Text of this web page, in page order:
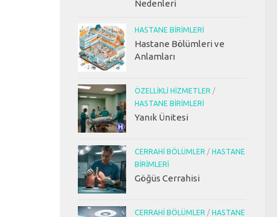
Nedenleri
HASTANE BIRIMLERI
Hastane Bölümleri ve
Anlamları
ÖZELLIKLI HIZMETLER /
HASTANE BIRIMLERI
Yanık Ünitesi
CERRAHI BÖLÜMLER / HASTANE
BIRIMLERI
Göğüs Cerrahisi
CERRAHI BÖLÜMLER / HASTANE